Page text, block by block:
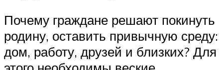
Почему граждане решают покинуть
родину, оставить привычную среду:
дом, работу, друзей и близких? Для